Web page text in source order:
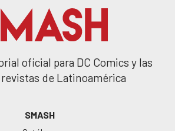
oficial para DC Comics y las
de Latinoamérica
SMASH